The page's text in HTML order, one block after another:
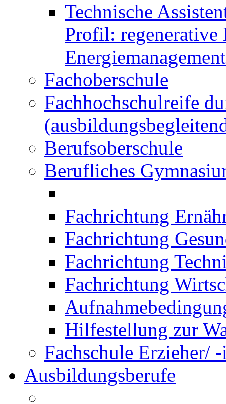
Technische
Profil: regenerative
Energiemanagement
Fachoberschule
Fachhochschulreife
Berufsoberschule
Berufliches
Fachrichtung
Fachrichtung
Fachrichtung
Fachrichtung
Hilfestellung zur
Fachschule Erzieher/
Ausbildungsberufe